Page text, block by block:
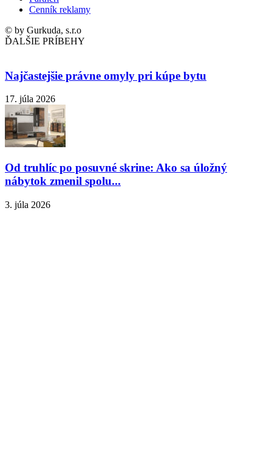
Cenník reklamy
© by Gurkuda, s.r.o
ĎALŠIE PRÍBEHY
Najčastejšie právne omyly pri kúpe bytu
17. júla 2026
Od truhlíc po posuvné skrine: Ako sa úložný
nábytok zmenil spolu...
3. júla 2026